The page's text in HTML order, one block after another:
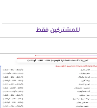
للمشتركين فقط